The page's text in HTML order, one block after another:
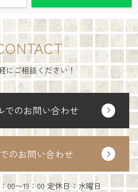
にご相談ください！
でのお問い合わせ
のお問い合わせ
00〜19：00 定休日：水曜日